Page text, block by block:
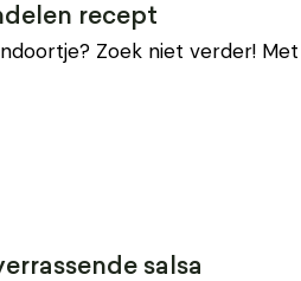
recept
Zoek niet verder! Met
salsa